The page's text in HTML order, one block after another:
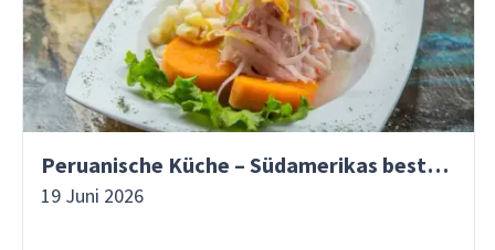
Peruanische Küche – Südamerikas beste Gastronomie
19 Juni 2026